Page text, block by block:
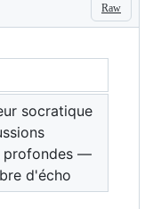
Raw
socratique
profondes —
d'écho